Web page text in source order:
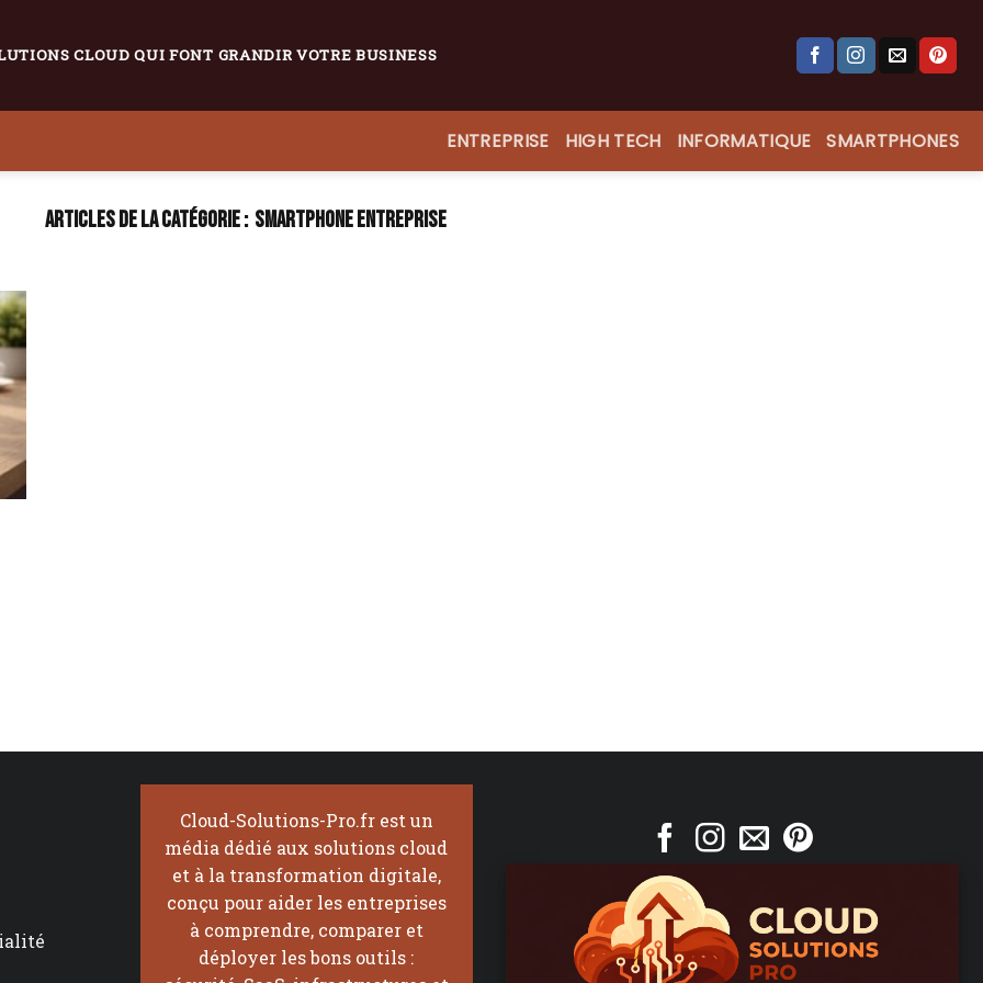
CLOUD QUI FONT GRANDIR VOTRE BUSINESS
ENTREPRISE HIGH TECH INFORMATIQUE SMARTPHONES
SMARTPHONE ENTREPRISE
Cloud-Solutions-Pro.fr est un
média dédié aux solutions cloud
et à la transformation digitale,
conçu pour aider les entreprises
à comprendre, comparer et
déployer les bons outils :